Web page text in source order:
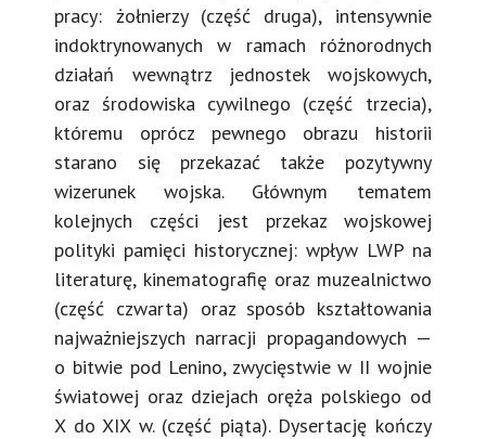
pracy: żołnierzy (część druga), intensywnie
indoktrynowanych w ramach różnorodnych
działań wewnątrz jednostek wojskowych,
oraz środowiska cywilnego (część trzecia),
któremu oprócz pewnego obrazu historii
starano się przekazać także pozytywny
wizerunek wojska. Głównym tematem
kolejnych części jest przekaz wojskowej
polityki pamięci historycznej: wpływ LWP na
literaturę, kinematografię oraz muzealnictwo
(część czwarta) oraz sposób kształtowania
najważniejszych narracji propagandowych —
o bitwie pod Lenino, zwycięstwie w II wojnie
światowej oraz dziejach oręża polskiego od
X do XIX w. (część piąta). Dysertację kończy